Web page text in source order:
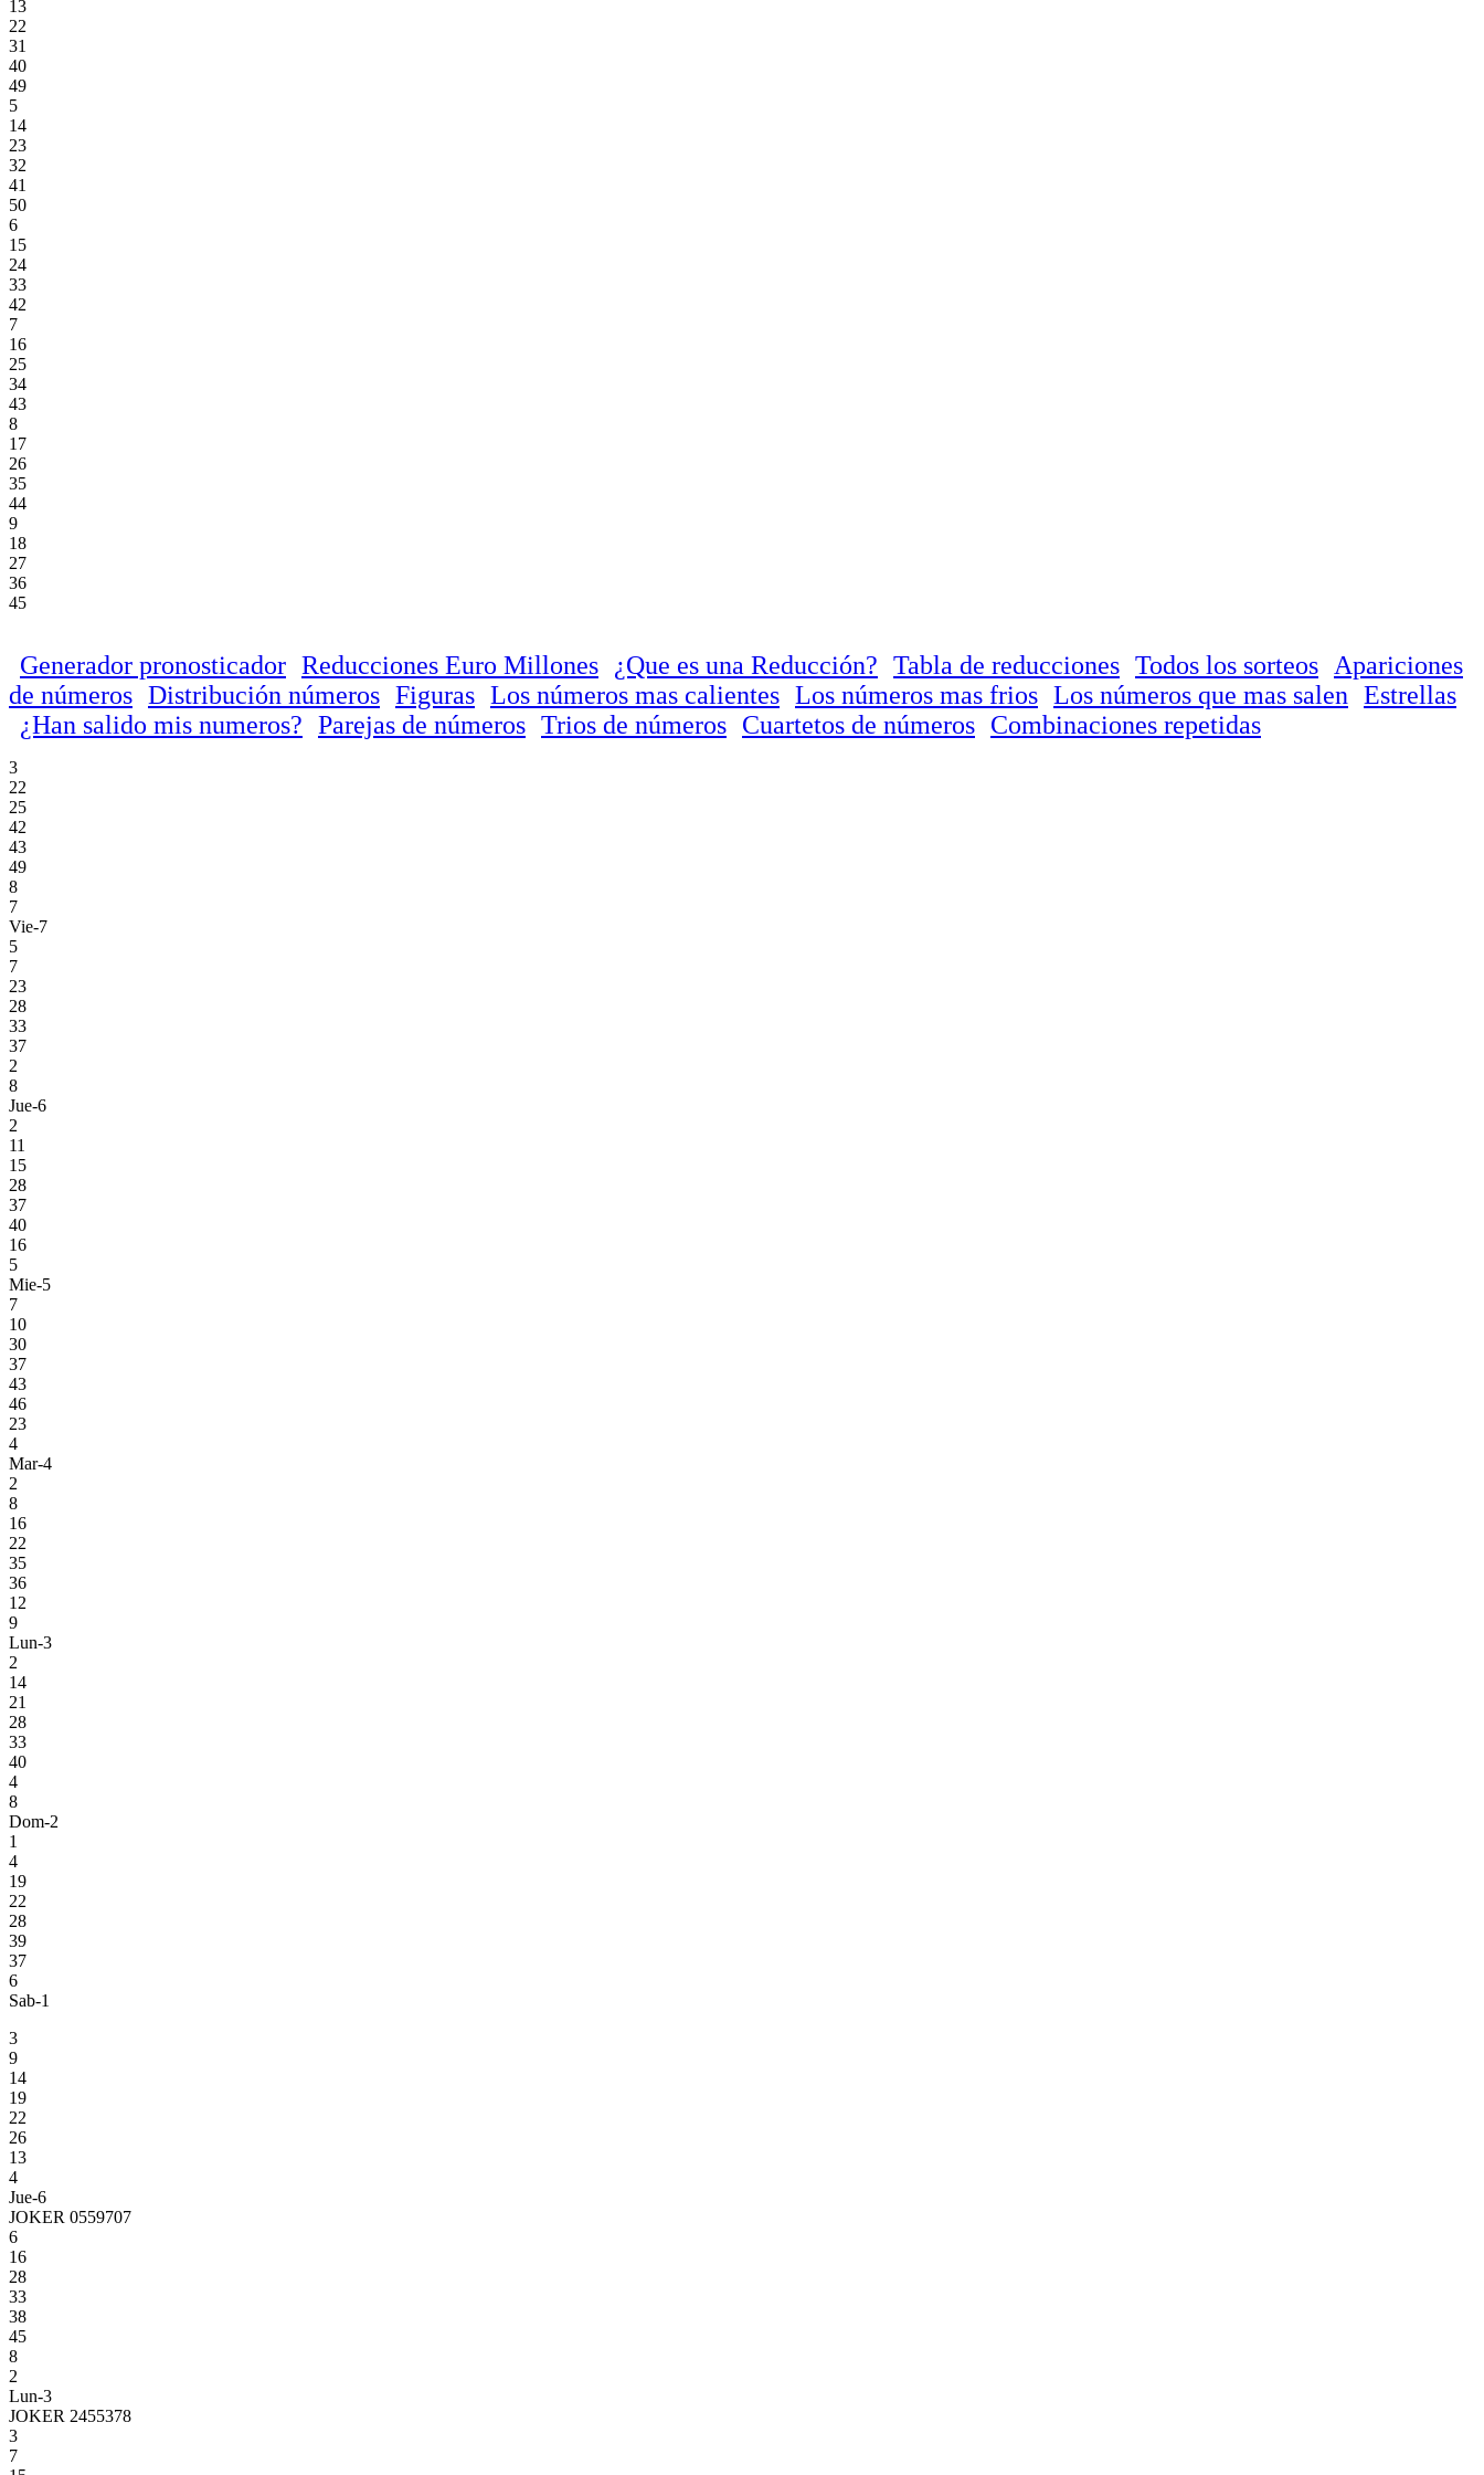
13
22
31
40
49
5
14
23
32
41
50
6
15
24
33
42
7
16
25
34
43
8
17
26
35
44
9
18
27
36
45
Generador pronosticador Reducciones Euro Millones ¿Que es una Reducción? Tabla de reducciones Todos los sorteos
Apariciones
de números Distribución números Figuras Los números mas calientes Los números mas frios Los números que mas salen Estrellas
¿Han salido mis numeros? Parejas de números Trios de números Cuartetos de números Combinaciones repetidas
3
22
25
42
43
49
8
7
Vie-7
5
7
23
28
33
37
2
8
Jue-6
2
11
15
28
37
40
16
5
Mie-5
7
10
30
37
43
46
23
4
Mar-4
2
8
16
22
35
36
12
9
Lun-3
2
14
21
28
33
40
4
8
Dom-2
1
4
19
22
28
39
37
6
Sab-1
3
9
14
19
22
26
13
4
Jue-6
JOKER 0559707
6
16
28
33
38
45
8
2
Lun-3
JOKER 2455378
3
7